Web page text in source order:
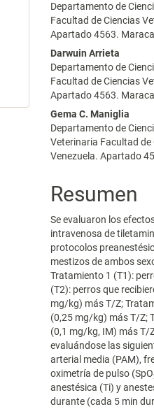
Departamento de
Facultad de Ciencias
Apartado 4563.
Darwuin Arrieta
Departamento de
Facultad de Ciencias
Apartado 4563.
Gema C. Maniglia
Departamento de
Veterinaria Facultad de
Venezuela. Apartado
Resumen
Se evaluaron los
intravenosa de
protocolos
mestizos de ambos
Tratamiento 1 (T1):
(T2): perros que
mg/kg) más T/Z;
(0,25 mg/kg) más T/Z;
(0,1 mg/kg, IM) más T/
evaluándose las
arterial media (PAM),
oximetría de pulso (SpO
anestésica (Ti) y
durante (cada 5 min